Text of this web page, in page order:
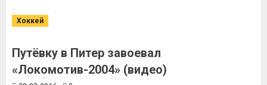
Хоккей
Путёвку в Питер завоевал
«Локомотив-2004» (видео)